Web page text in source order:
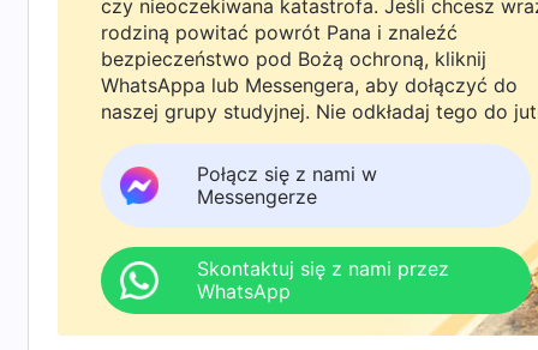
Potem przyszedł biskup Wang z jakąś inną
Zhao prosił, abym przekonał Cię, byś
obierasz złą drogę”. Te słowa bardzo mnie
popadają w zniechęcenie i ogarnia ich
Boga Wszechmogącego. Starali się nie
Odpowiedziałem mu: „Jesteście
wyludniają, są pozbawione dzieła Ducha
i się spowiadają. Spowiadają się, nie są w
cierpiałem. Ze słów Boga Wszechmogącego
czy nieoczekiwana katastrofa. Jeśli chcesz
rodziną powitać powrót Pana i znaleźć
bezpieczeństwo pod Bożą ochroną, kliknij
WhatsAppa lub Messengera, aby dołączyć do
naszej grupy studyjnej. Nie odkładaj tego do
Połącz się z nami w
Messengerze
Skontaktuj się z nami przez
WhatsApp